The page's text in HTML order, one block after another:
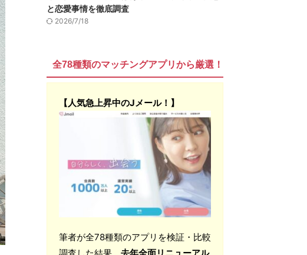
と恋愛事情を徹底調査
2026/7/18
全78種類のマッチングアプリから厳選！
【人気急上昇中のJメール！】
筆者が全78種類のアプリを検証・比較